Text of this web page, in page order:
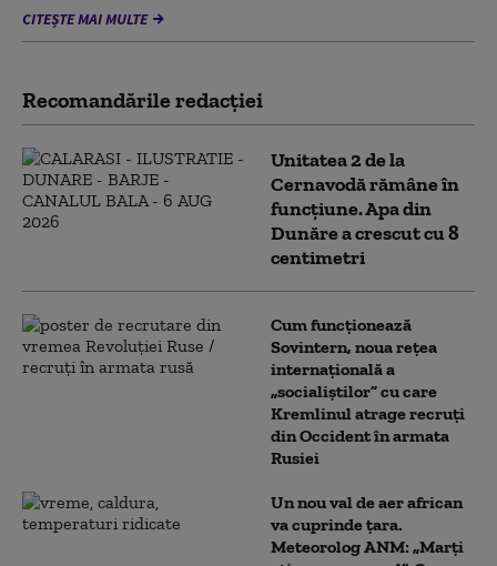
CITEȘTE MAI MULTE
Recomandările redacţiei
Unitatea 2 de la
Cernavodă rămâne în
funcțiune. Apa din
Dunăre a crescut cu 8
centimetri
Cum funcționează
Sovintern, noua rețea
internațională a
„socialiștilor” cu care
Kremlinul atrage recruți
din Occident în armata
Rusiei
Un nou val de aer african
va cuprinde țara.
Meteorolog ANM: „Marți